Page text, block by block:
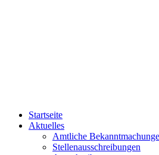
Startseite
Aktuelles
Amtliche
Stellenausschreibungen